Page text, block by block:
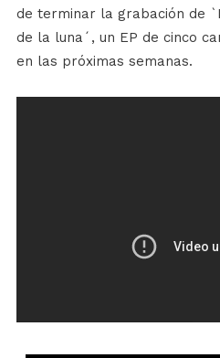
de terminar la grabación de
de la luna´, un EP de cinco
en las próximas semanas.